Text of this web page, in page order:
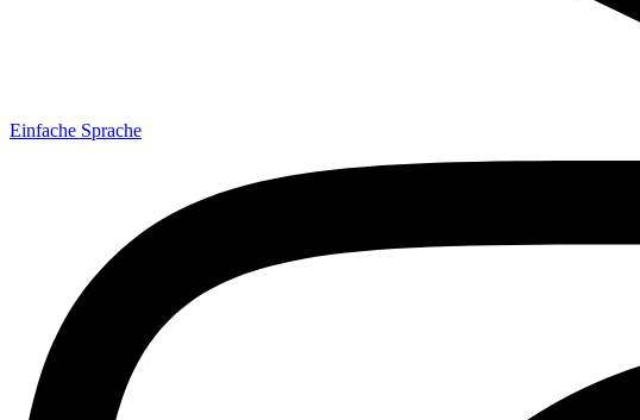
Einfache Sprache